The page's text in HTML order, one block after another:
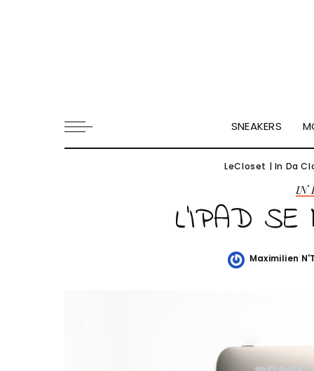
SNEAKERS
LeCloset | In Da
IN
L’IPAD
Posted
Maximilien